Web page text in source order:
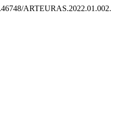
ARTEURAS.2022.01.002.